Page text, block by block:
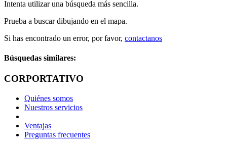
Intenta utilizar una búsqueda más sencilla.
Prueba a buscar dibujando en el mapa.
Si has encontrado un error, por favor, contactanos
Búsquedas similares:
CORPORTATIVO
Quiénes somos
Nuestros servicios
Ventajas
Preguntas frecuentes